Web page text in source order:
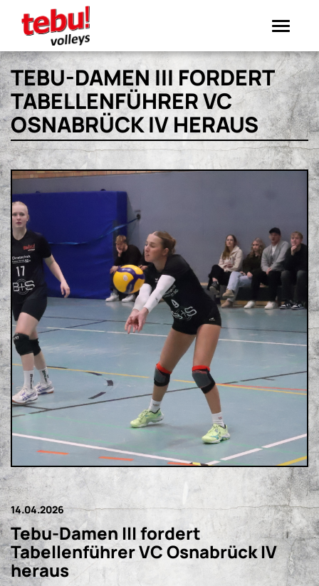
Toggle
navigation
TEBU-DAMEN III FORDERT
TABELLENFÜHRER VC
OSNABRÜCK IV HERAUS
14.04.2026
Tebu-Damen III fordert
Tabellenführer VC Osnabrück IV
heraus